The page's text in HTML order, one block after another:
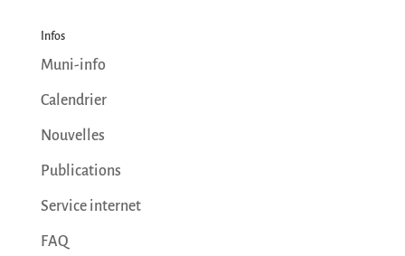
Infos
Muni-info
Calendrier
Nouvelles
Publications
Service internet
FAQ